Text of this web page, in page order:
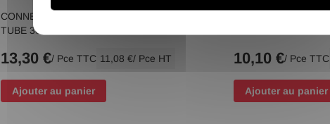
CONNECTEUR à ANGLE AVEC SORTIE
TUBE 30X30X2
13,30 €/ Pce TTC 11,08 €/ Pce HT
Ajouter au panier
10,10 €/ Pce TTC
Ajouter au panier